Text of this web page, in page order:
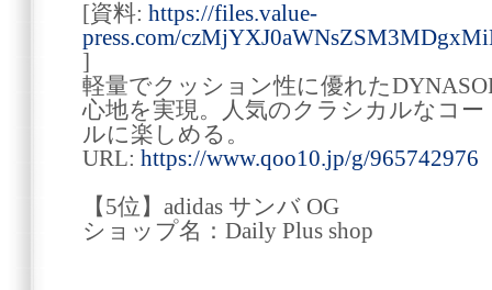
[資料: https://files.value-
press.com/
]
軽量でクッション性に優れた
心地を実現。人気のクラシカルなコ
ルに楽しめる。
URL: https://www.qoo10.jp/g/965742976
【5位】adidas サンバ OG
ショップ名：Daily Plus shop